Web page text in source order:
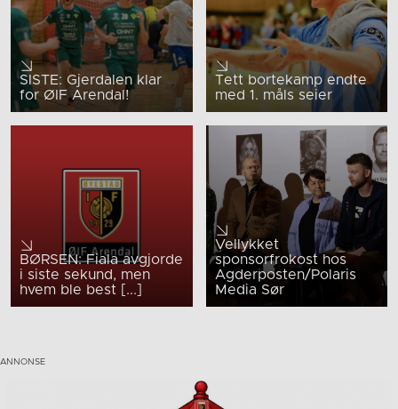
SISTE: Gjerdalen klar
for ØIF Arendal!
Tett bortekamp endte
med 1. måls seier
BØRSEN: Fiala avgjorde
i siste sekund, men
hvem ble best [...]
Vellykket
sponsorfrokost hos
Agderposten/Polaris
Media Sør